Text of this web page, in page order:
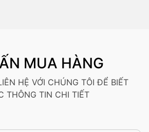
MUA HÀNG
HỆ VỚI CHÚNG TÔI ĐỂ BIẾT
THÔNG TIN CHI TIẾT